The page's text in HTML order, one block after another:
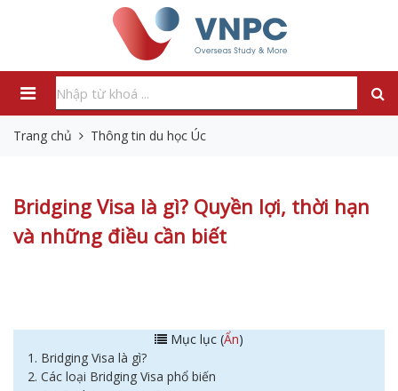
Trang chủ Thông tin du học Úc
Bridging Visa là gì? Quyền lợi, thời hạn
và những điều cần biết
Mục lục (Ẩn)
1. Bridging Visa là gì?
2. Các loại Bridging Visa phổ biến